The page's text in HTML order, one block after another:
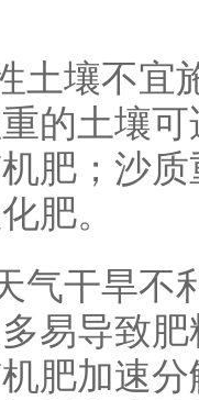
土壤不宜
的土壤
肥；沙
肥。
气干旱不
易导致
肥加速